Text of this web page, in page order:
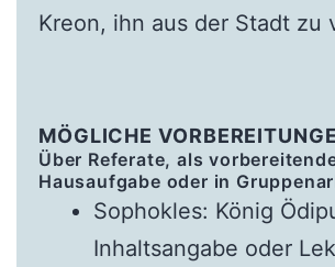
Kreon, ihn aus der Stadt zu
MÖGLICHE
Über Referate, als
Hausaufgabe oder in
Sophokles: König
Inhaltsangabe oder